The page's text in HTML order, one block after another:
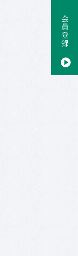
会員登録